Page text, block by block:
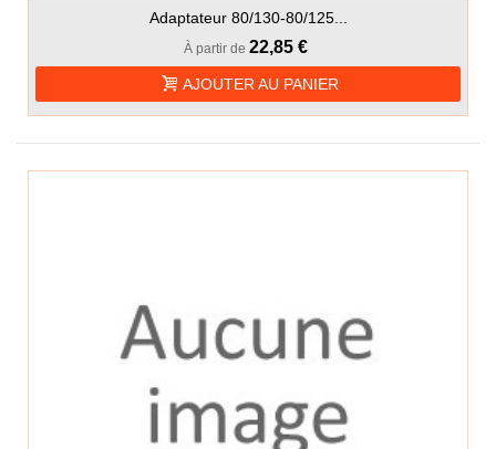
Adaptateur 80/130-80/125...
À partir de 22,85 €
AJOUTER AU PANIER